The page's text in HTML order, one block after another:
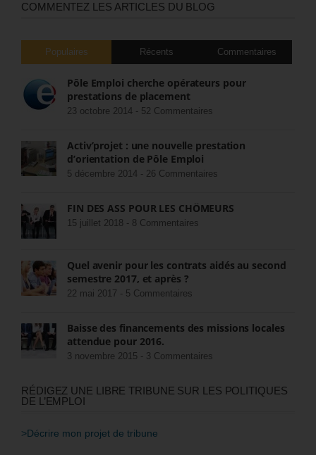
COMMENTEZ LES ARTICLES DU BLOG
Populaires Récents Commentaires
Pôle Emploi cherche opérateurs pour
prestations de placement
23 octobre 2014 - 52 Commentaires
Activ’projet : une nouvelle prestation
d’orientation de Pôle Emploi
5 décembre 2014 - 26 Commentaires
FIN DES ASS POUR LES CHÔMEURS
15 juillet 2018 - 8 Commentaires
Quel avenir pour les contrats aidés au second
semestre 2017, et après ?
22 mai 2017 - 5 Commentaires
Baisse des financements des missions locales
attendue pour 2016.
3 novembre 2015 - 3 Commentaires
RÉDIGEZ UNE LIBRE TRIBUNE SUR LES POLITIQUES
DE L’EMPLOI
>Décrire mon projet de tribune